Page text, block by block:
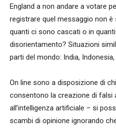
England a non andare a votare
registrare quel messaggio non
quanti ci sono cascati o in
disorientamento? Situazioni
parti del mondo: India,
On line sono a disposizione di
consentono la creazione di falsi
all’intelligenza artificiale – si
scambi di opinione ignorando